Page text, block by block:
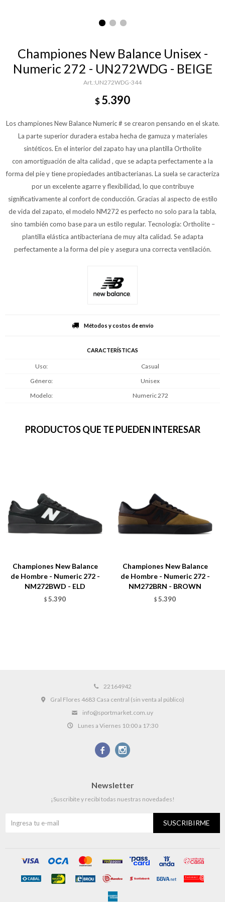
Championes New Balance Unisex -
Numeric 272 - UN272WDG - BEIGE
UN272WDG-344
$5.390
Los championes New Balance Numeric # se crearon pensando en el skate.
La parte superior duradera estaba hecha de gamuza y materiales
sintéticos. En el interior del zapato hay una plantilla Ortholite
con amortiguación de alta calidad , que se adapta perfectamente a la
forma del pie y tiene propiedades antibacterianas. La suela se caracteriza
por un excelente agarre y flexibilidad, lo que contribuye
significativamente al confort de conducción. Gracias al aspecto de estilo
de vida del zapato, el modelo NM272 es perfecto no solo para la tabla,
sino también como base para un estilo regular. Tecnología: Ortholite –
plantilla elástica antibacteriana de muy alta calidad. Se adapta
perfectamente a la forma del pie y asegura una correcta ventilación.
Métodos y costos de envío
CARACTERÍSTICAS
Uso
Casual
Género
Unisex
Modelo
Numeric 272
PRODUCTOS QUE TE PUEDEN INTERESAR
Championes New Balance
de Hombre - Numeric 272 -
NM272BWD - ELD
$ 5.390
Championes New Balance
de Hombre - Numeric 272 -
NM272BRN - BROWN
$ 5.390
22164942
Gral Flores 4683 Casa central (sin venta al público)
info@sportmarket.com.uy
Lunes a Viernes 10:00 a 17:30
 
Newsletter
¡Suscribite y recibí todas nuestras novedades!
SUSCRIBIRME